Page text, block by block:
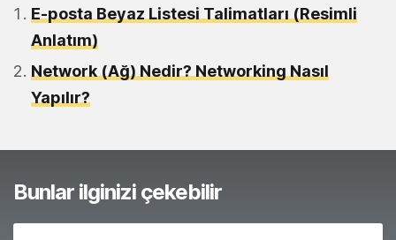
E-posta Beyaz Listesi Talimatları (Resimli
Anlatım)
Network (Ağ) Nedir? Networking Nasıl
Yapılır?
Bunlar ilginizi çekebilir